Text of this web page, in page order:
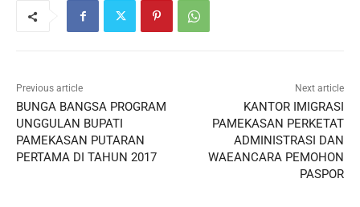
Previous article
BUNGA BANGSA PROGRAM
UNGGULAN BUPATI
PAMEKASAN PUTARAN
PERTAMA DI TAHUN 2017
Next article
KANTOR IMIGRASI
PAMEKASAN PERKETAT
ADMINISTRASI DAN
WAEANCARA PEMOHON
PASPOR